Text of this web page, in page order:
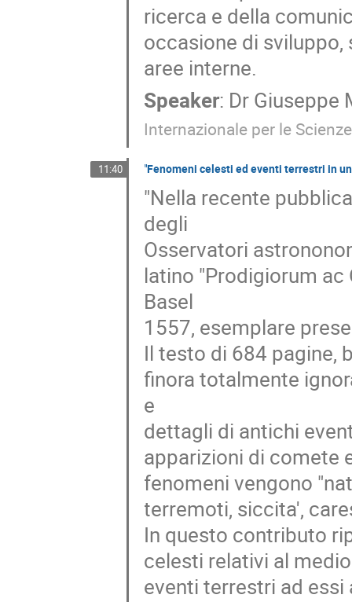
ricerca e della
occasione di
aree interne.
Speaker: Dr Giuseppe
Internazionale per le
11:40 "Fenomeni celesti ed eventi terrestri in
"Nella recente
degli
Osservatori
latino "Prodigiorum ac
Basel
1557, esemplare
Il testo di 684 pagine,
finora totalmente
e
dettagli di antichi
apparizioni di comete
fenomeni vengono
terremoti, siccita',
In questo contributo
celesti relativi al
eventi terrestri ad essi